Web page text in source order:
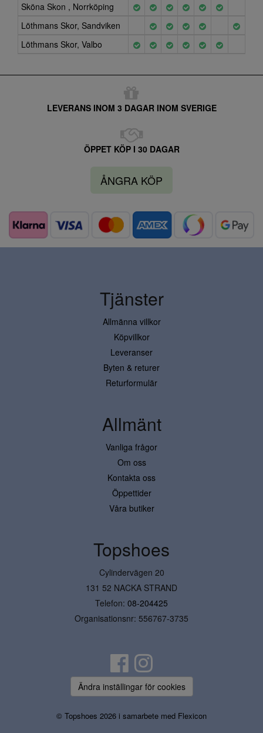
Sköna Skon , Norrköping
Löthmans Skor, Sandviken
Löthmans Skor, Valbo
LEVERANS INOM 3 DAGAR INOM SVERIGE
ÖPPET KÖP I 30 DAGAR
ÅNGRA KÖP
Tjänster
Allmänna villkor
Köpvillkor
Leveranser
Byten & returer
Returformulär
Allmänt
Vanliga frågor
Om oss
Kontakta oss
Öppettider
Våra butiker
Topshoes
Cylindervägen 20
131 52 NACKA STRAND
Telefon: 08-204425
Organisationsnr: 556767-3735
Ändra inställingar för cookies
© Topshoes 2026 i samarbete med Flexicon